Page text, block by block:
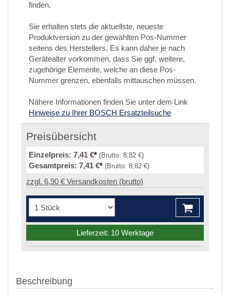
finden.
Sie erhalten stets die aktuellste, neueste
Produktversion zu der gewählten Pos-Nummer
seitens des Herstellers. Es kann daher je nach
Gerätealter vorkommen, dass Sie ggf. weitere,
zugehörige Elemente, welche an diese Pos-
Nummer grenzen, ebenfalls mittauschen müssen.
Nähere Informationen finden Sie unter dem Link
Hinweise zu Ihrer BOSCH Ersatzteilsuche
Preisübersicht
Einzelpreis: 7,41 €* (Brutto: 8,82 €)
Gesamtpreis: 7,41 €* (Brutto: 8,82 €)
zzgl. 6,90 € Versandkosten (brutto)
Lieferzeit: 10 Werktage
Beschreibung